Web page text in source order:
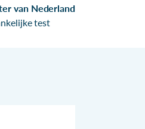
van Nederland
test